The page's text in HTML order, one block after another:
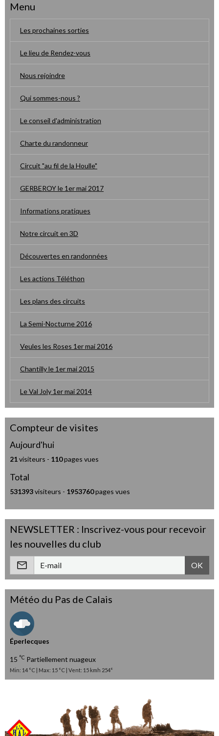
Menu
Les prochaines sorties
Le lieu de Rendez-vous
Nous rejoindre
Qui sommes-nous ?
Le conseil d'administration
Charte du randonneur
Circuit "au fil de la Houlle"
GERBEROY le 1er mai 2017
Informations pratiques
Notre circuit en 3D
Découvertes en randonnées
Les actions Téléthon
Les plans des circuits
La Semi-Nocturne 2016
Veules les Roses 1er mai 2016
Chantilly le 1er mai 2015
Le Val Joly 1er mai 2014
Compteur de visites
Aujourd'hui
21visiteurs - 110pages vues
Total
531393visiteurs - 1953760pages vues
NEWSLETTER : Inscrivez-vous pour recevoir
les nouvelles du club
OK
Météo du Pas de Calais
Éperlecques
15 °C Partiellement nuageux
Min: 14 °C | Max: 15 °C | Vent: 15 kmh 254°